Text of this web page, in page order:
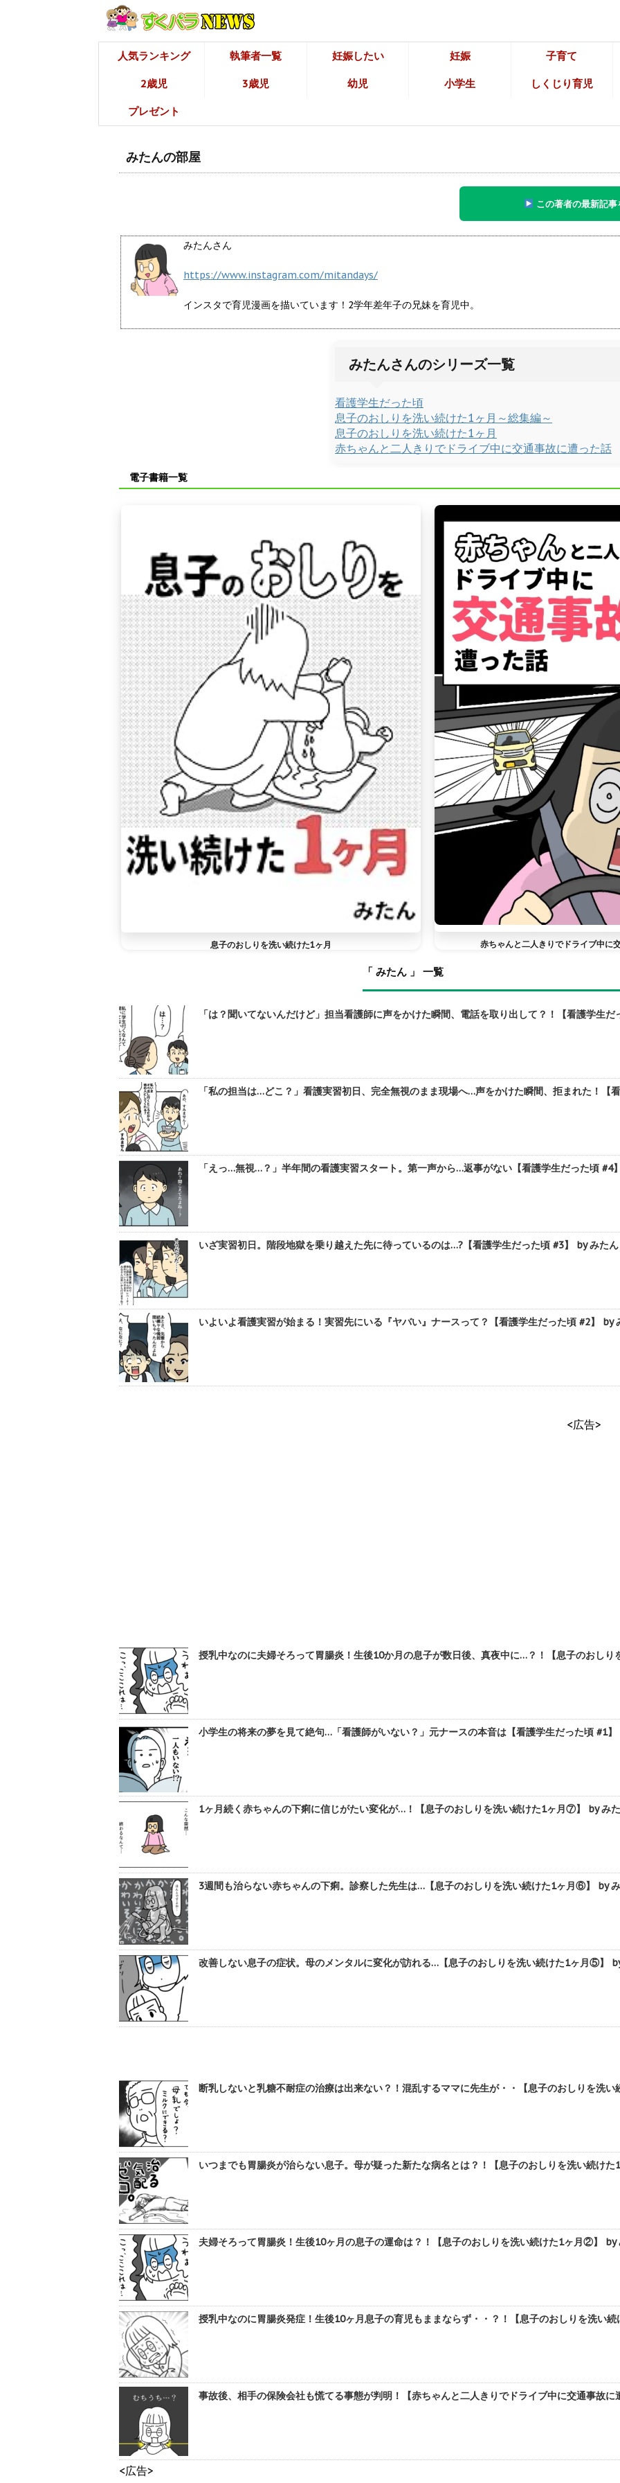
人気ランキング 執筆者一覧 妊娠したい 妊娠 子育て
2歳児 3歳児 幼児 小学生 しくじり育児
プレゼント
みたんの部屋
この著者の最新記事
みたんさん
https://www.instagram.com/mitandays/
インスタで育児漫画を描いています！2学年差年子の兄妹を育児中。
みたんさんのシリーズ一覧
看護学生だった頃
息子のおしりを洗い続けた1ヶ月～総集編～
息子のおしりを洗い続けた1ヶ月
赤ちゃんと二人きりでドライブ中に交通事故に遭った話
電子書籍一覧
息子のおしりを洗い続けた1ヶ月 赤ちゃんと二人きりでドライブ中に
「 みたん 」 一覧
「は？聞いてないんだけど」担当看護師に声をかけた瞬間、電話を取り出して？！【看護学生
「私の担当は…どこ？」看護実習初日、完全無視のまま現場へ…声をかけた瞬間、拒まれた！【
「えっ…無視…？」半年間の看護実習スタート。第一声から…返事がない【看護学生だった頃 #4
いざ実習初日。階段地獄を乗り越えた先に待っているのは…?【看護学生だった頃 #3】 by みたん
いよいよ看護実習が始まる！実習先にいる『ヤバい』ナースって？【看護学生だった頃 #2】 by
<広告>
授乳中なのに夫婦そろって胃腸炎！生後10か月の息子が数日後、真夜中に…？！【息子のおし
小学生の将来の夢を見て絶句…「看護師がいない？」元ナースの本音は【看護学生だった頃 #1
1ヶ月続く赤ちゃんの下痢に信じがたい変化が…！【息子のおしりを洗い続けた1ヶ月⑦】 by み
3週間も治らない赤ちゃんの下痢。診察した先生は…【息子のおしりを洗い続けた1ヶ月⑥】 by
改善しない息子の症状。母のメンタルに変化が訪れる…【息子のおしりを洗い続けた1ヶ月⑤】
断乳しないと乳糖不耐症の治療は出来ない？！混乱するママに先生が・・【息子のおしりを洗
いつまでも胃腸炎が治らない息子。母が疑った新たな病名とは？！【息子のおしりを洗い続け
夫婦そろって胃腸炎！生後10ヶ月の息子の運命は？！【息子のおしりを洗い続けた1ヶ月②】 by
授乳中なのに胃腸炎発症！生後10ヶ月息子の育児もままならず・・？！【息子のおしりを洗い
事故後、相手の保険会社も慌てる事態が判明！【赤ちゃんと二人きりでドライブ中に交通事故
<広告>